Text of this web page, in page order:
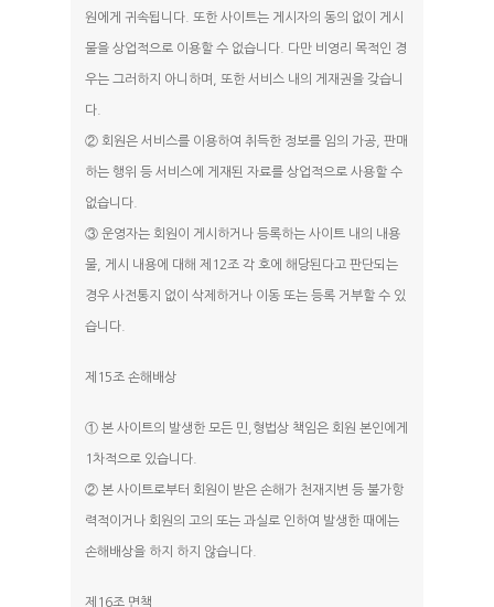
원에게 귀속됩니다. 또한 사이트는 게시자의 동의 없이 게시
물을 상업적으로 이용할 수 없습니다. 다만 비영리 목적인 경
우는 그러하지 아니하며, 또한 서비스 내의 게재권을 갖습니
다.
② 회원은 서비스를 이용하여 취득한 정보를 임의 가공, 판매
하는 행위 등 서비스에 게재된 자료를 상업적으로 사용할 수
없습니다.
③ 운영자는 회원이 게시하거나 등록하는 사이트 내의 내용
물, 게시 내용에 대해 제12조 각 호에 해당된다고 판단되는
경우 사전통지 없이 삭제하거나 이동 또는 등록 거부할 수 있
습니다.
제15조 손해배상
① 본 사이트의 발생한 모든 민,형법상 책임은 회원 본인에게
1차적으로 있습니다.
② 본 사이트로부터 회원이 받은 손해가 천재지변 등 불가항
력적이거나 회원의 고의 또는 과실로 인하여 발생한 때에는
손해배상을 하지 하지 않습니다.
제16조 면책